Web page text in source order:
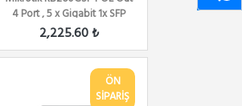
4 Port , 5 x Gigabit 1x SFP
Case SwOS ...
2,225.60 ₺
ÖN
SİPARİŞ